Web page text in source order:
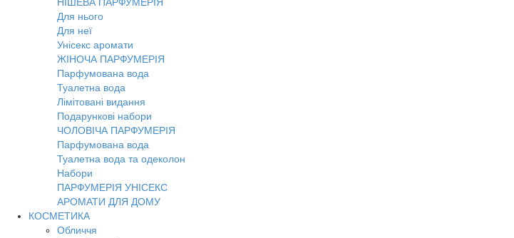
Для нього
Для неї
Унісекс аромати
ЖІНОЧА ПАРФУМЕРІЯ
Парфумована вода
Туалетна вода
Лімітовані видання
Подарункові набори
ЧОЛОВІЧА ПАРФУМЕРІЯ
Парфумована вода
Туалетна вода та одеколон
Набори
ПАРФУМЕРІЯ УНІСЕКС
АРОМАТИ ДЛЯ ДОМУ
КОСМЕТИКА
Обличчя